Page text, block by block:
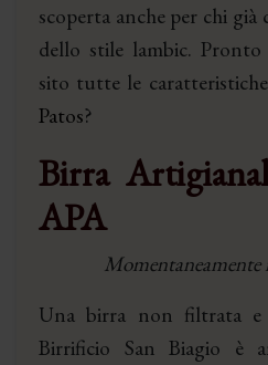
scoperta anche per chi già
dello stile lambic.
sito tutte le
Patos?
Birra
APA
Una birra non filtrata e
Birrificio San Biagio è